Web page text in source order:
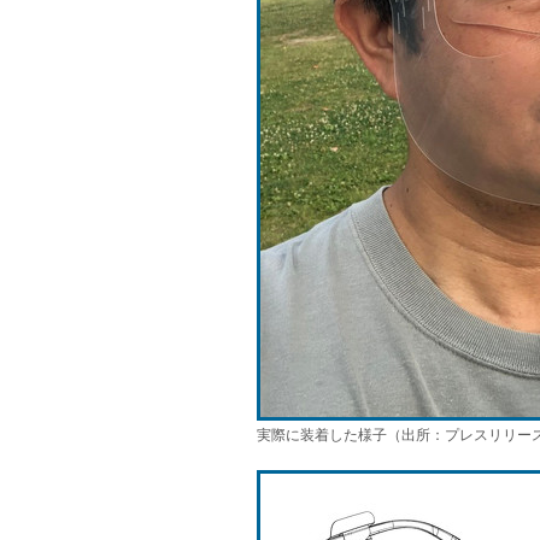
実際に装着した様子（出所：プレスリリー